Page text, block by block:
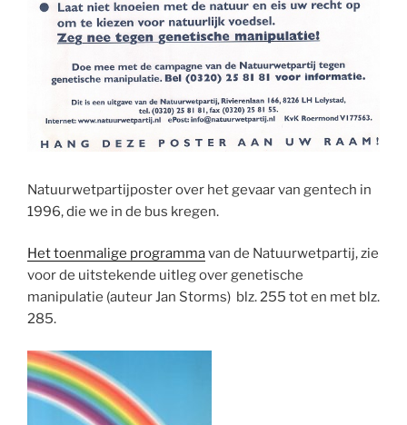
Natuurwetpartijposter over het gevaar van gentech in
1996, die we in de bus kregen.
Het toenmalige programmavan de Natuurwetpartij, zie
voor de uitstekende uitleg over genetische
manipulatie (auteur Jan Storms) blz. 255 tot en met blz.
285.